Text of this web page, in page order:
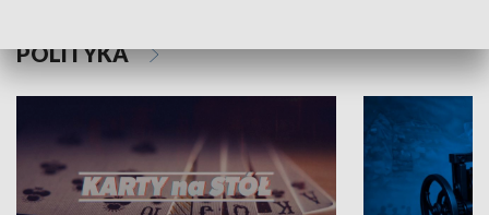
POLITYKA